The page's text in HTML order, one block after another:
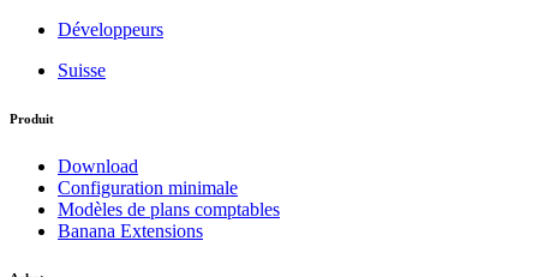
Développeurs
Suisse
Produit
Download
Configuration minimale
Modèles de plans comptables
Banana Extensions